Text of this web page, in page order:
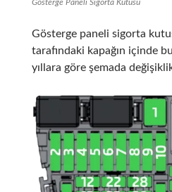
Gösterge Paneli Sigorta Kutusu
Gösterge paneli sigorta
tarafındaki kapağın içinde
yıllara göre şemada